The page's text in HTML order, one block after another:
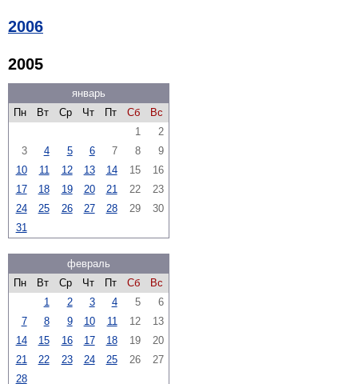
2006
2005
январь
Пн
Вт Ср Чт Пт Сб
Вс
1
2
3
4 5 6 7 8
9
10
11 12 13 14 15
16
17
18 19 20 21 22
23
24
25 26 27 28 29
30
31
февраль
Пн
Вт Ср Чт Пт Сб
Вс
1
2 3 4 5
6
7
8 9 10 11 12
13
14
15 16 17 18 19
20
21
22 23 24 25 26
27
28